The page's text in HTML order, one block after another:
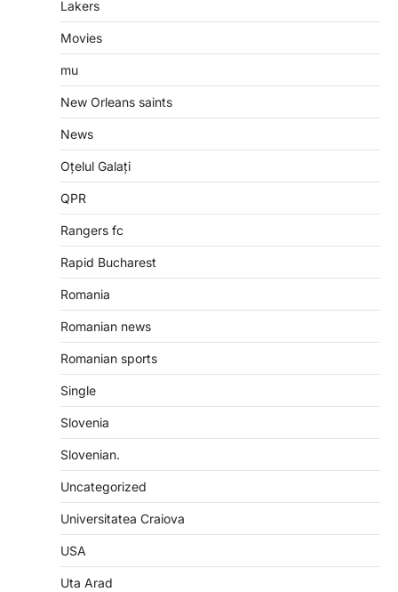
Lakers
Movies
mu
New Orleans saints
News
Oțelul Galați
QPR
Rangers fc
Rapid Bucharest
Romania
Romanian news
Romanian sports
Single
Slovenia
Slovenian.
Uncategorized
Universitatea Craiova
USA
Uta Arad